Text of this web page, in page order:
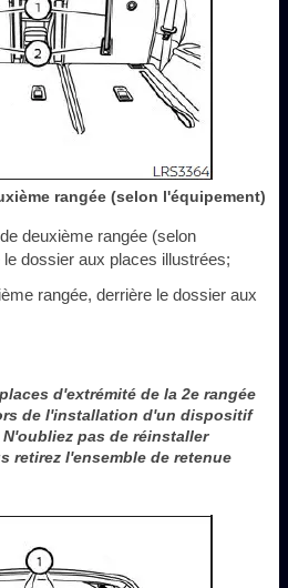
rangée (selon l'équipement)
deuxième rangée (selon
dossier aux places illustrées;
rangée, derrière le dossier aux
d'extrémité de la 2e rangée
de l'installation d'un dispositif
pas de réinstaller
retirez l'ensemble de retenue